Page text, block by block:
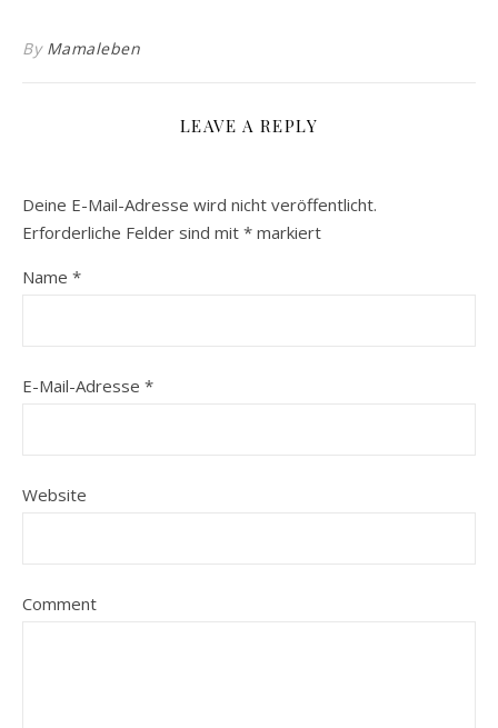
By Mamaleben
LEAVE A REPLY
Deine E-Mail-Adresse wird nicht veröffentlicht.
Erforderliche Felder sind mit * markiert
Name *
E-Mail-Adresse *
Website
Comment